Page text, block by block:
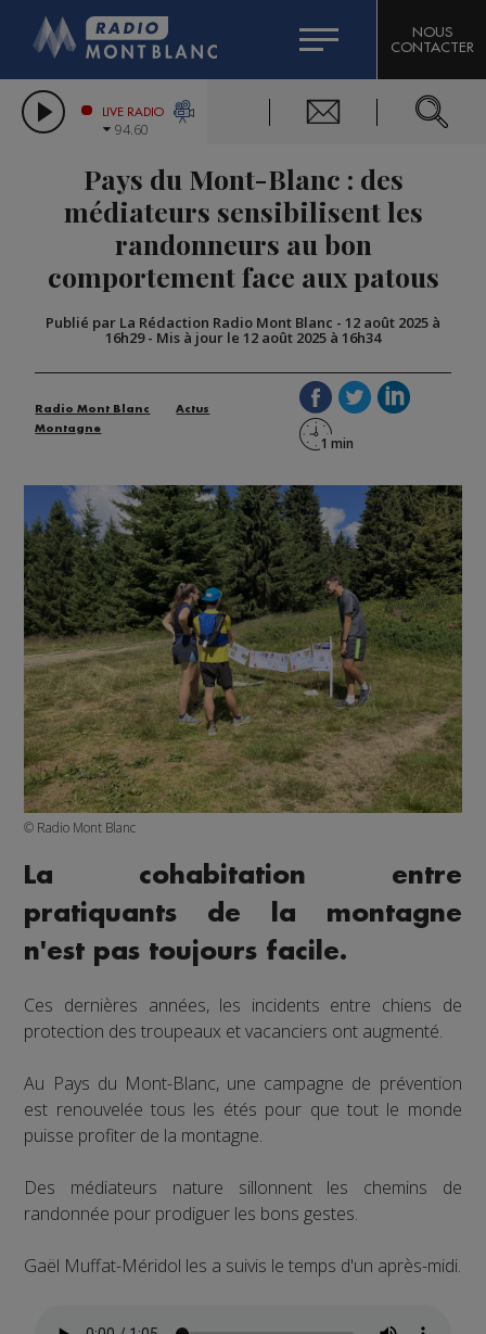
LES CHRONIQUES DE L'EXPERT
CITIZEN MACHINERY
GRAND MASSIF DOMAINES SKIABLES
BIGARD
COMPAGNIE DU MONT-BLANC
NOUS
CONTACTER
LIVE RADIO
94.60
Pays du Mont-Blanc : des
médiateurs sensibilisent les
randonneurs au bon
comportement face aux patous
Publié par La Rédaction Radio Mont Blanc - 12 août 2025 à
16h29- Mis à jour le 12 août 2025 à 16h34
Radio Mont Blanc
Actus
Montagne
© Radio Mont Blanc
La cohabitation entre
pratiquants de la montagne
n'est pas toujours facile.
Ces dernières années, les incidents entre chiens de
protection des troupeaux et vacanciers ont augmenté.
Au Pays du Mont-Blanc, une campagne de prévention
est renouvelée tous les étés pour que tout le monde
puisse profiter de la montagne.
Des médiateurs nature sillonnent les chemins de
randonnée pour prodiguer les bons gestes.
Gaël Muffat-Méridol les a suivis le temps d'un après-midi.